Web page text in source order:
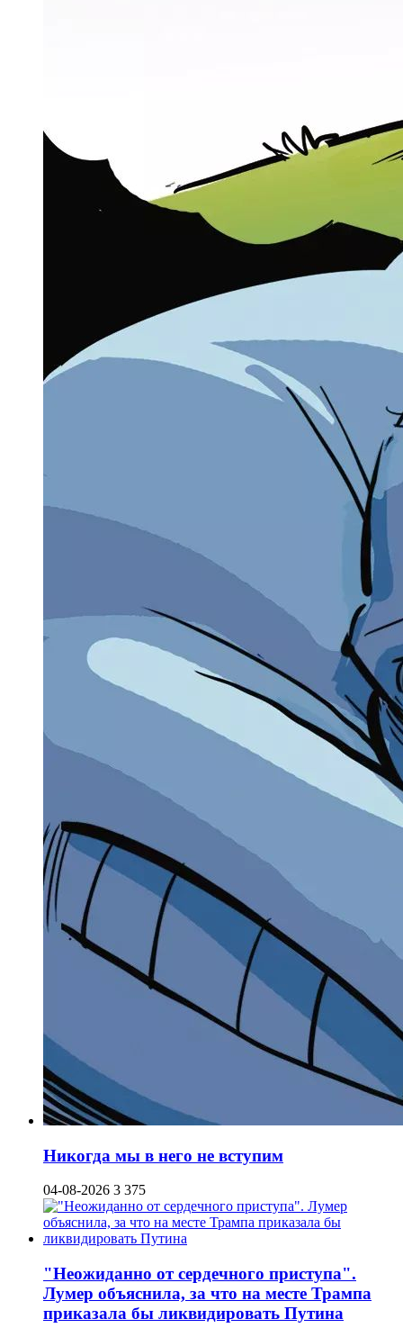
Никогда мы в него не вступим
04-08-2026 3 375
"Неожиданно от сердечного приступа".
Лумер объяснила, за что на месте Трампа
приказала бы ликвидировать Путина